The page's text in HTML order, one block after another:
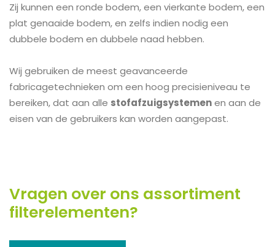
Zij kunnen een ronde bodem, een vierkante bodem, een
plat genaaide bodem, en zelfs indien nodig een
dubbele bodem en dubbele naad hebben.
Wij gebruiken de meest geavanceerde
fabricagetechnieken om een hoog precisieniveau te
bereiken, dat aan alle stofafzuigsystemenen aan de
eisen van de gebruikers kan worden aangepast.
Vragen over ons assortiment
filterelementen?